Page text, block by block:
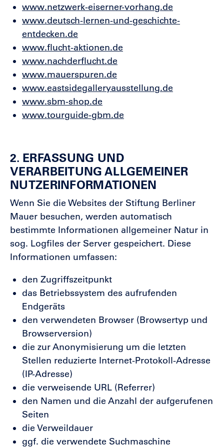
www.netzwerk-eiserner-vorhang.de
www.deutsch-lernen-und-geschichte-
entdecken.de
www.flucht-aktionen.de
www.nachderflucht.de
www.mauerspuren.de
www.eastsidegalleryausstellung.de
www.sbm-shop.de
www.tourguide-gbm.de
2. ERFASSUNG UND
VERARBEITUNG ALLGEMEINER
NUTZERINFORMATIONEN
Wenn Sie die Websites der Stiftung Berliner
Mauer besuchen, werden automatisch
bestimmte Informationen allgemeiner Natur in
sog. Logfiles der Server gespeichert. Diese
Informationen umfassen:
den Zugriffszeitpunkt
das Betriebssystem des aufrufenden
Endgeräts
den verwendeten Browser (Browsertyp und
Browserversion)
die zur Anonymisierung um die letzten
Stellen reduzierte Internet-Protokoll-Adresse
(IP-Adresse)
die verweisende URL (Referrer)
den Namen und die Anzahl der aufgerufenen
Seiten
die Verweildauer
ggf. die verwendete Suchmaschine